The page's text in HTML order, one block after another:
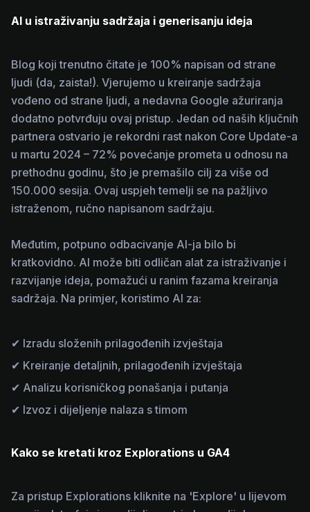
AI u istraživanju sadržaja i generisanju ideja
Blog koji trenutno čitate je 100% napisan od strane
ljudi (da, zaista!). Vjerujemo u kreiranje sadržaja
vođeno od strane ljudi, a nedavna Google ažuriranja
dodatno potvrđuju ovaj pristup. Jedan od naših ključnih
partnera ostvario je rekordni rast nakon Core Update-a
u martu 2024 – 72% povećanje prometa u odnosu na
prethodnu godinu, što je premašilo cilj za više od
150.000 sesija. Ovaj uspjeh temelji se na pažljivo
istraženom, ručno napisanom sadržaju.
Međutim, potpuno odbacivanje AI-ja bilo bi
kratkovidno. AI može biti odličan alat za istraživanje i
razvijanje ideja, pomažući u ranim fazama kreiranja
sadržaja. Na primjer, koristimo AI za:
✔ Izradu složenih prilagođenih izvještaja
✔ Kreiranje detaljnih, prilagođenih izvještaja
✔ Analizu korisničkog ponašanja i putanja
✔ Izvoz i dijeljenje nalaza s timom
Kako se kretati kroz Explorations u GA4
Za pristup Explorations kliknite na 'Explore' u lijevom